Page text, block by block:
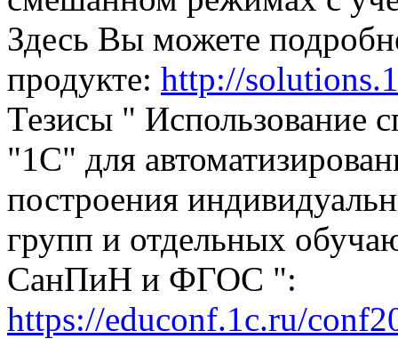
Здесь Вы можете
продукте: http://
Тезисы " Использование
"1С" для
построения
групп и отдельных
СанПиН и ФГОС ":
https://educonf.1c.ru/